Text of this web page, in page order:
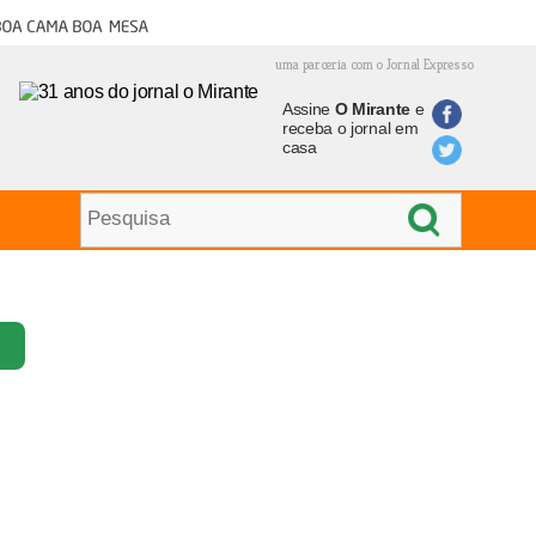
cama boa mesa
uma parceria com o Jornal Expresso
Assine O Mirantee
receba o jornal em
casa